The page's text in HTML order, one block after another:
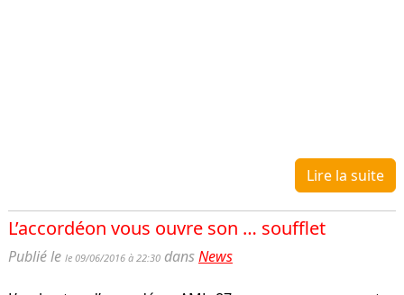
Lire la suite
L’accordéon vous ouvre son … soufflet
Publié le le 09/06/2016 à 22:30dansNews